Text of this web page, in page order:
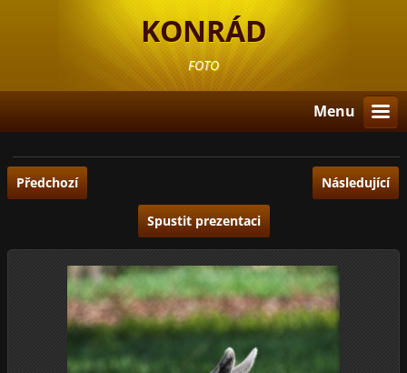
KONRÁD
FOTO
Menu
Předchozí Následující
Spustit prezentaci